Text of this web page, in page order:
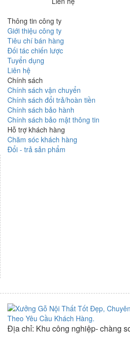
Thông tin công ty
Giới thiệu công ty
Tiêu chí bán hàng
Đối tác chiến lược
Tuyển dụng
Liên hệ
Chính sách
Chính sách vận chuyển
Chính sách đổi trả/hoàn tiền
Chính sách bảo hành
Chính sách bảo mật thông tin
Hỗ trợ khách hàng
Chăm sóc khách hàng
Đổi - trả sản phẩm
Địa chỉ: Khu công nghiệp- chàng